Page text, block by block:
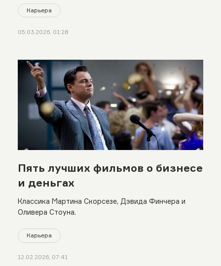
Карьера
05.03.2026, 01:28
Пять лучших фильмов о бизнесе
и деньгах
Классика Мартина Скорсезе, Дэвида Финчера и
Оливера Стоуна.
Карьера
12.02.2026, 07:41